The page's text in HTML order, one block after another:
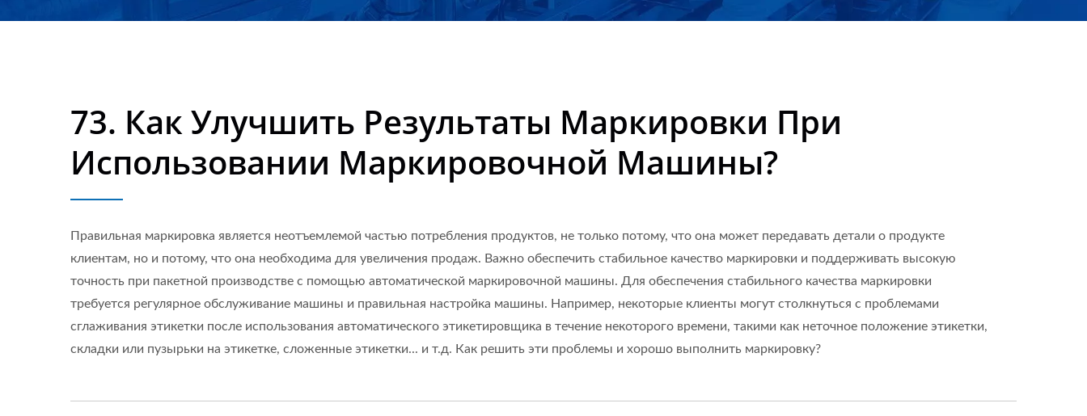
Оборудования, Продаваемого В 50 Странах | Neostarpack Co., Ltd.
73. Как Улучшить Результаты Маркировки При
Использовании Маркировочной Машины?
Правильная маркировка является неотъемлемой частью потребления продуктов, не только потому, что она может передавать детали о продукте
клиентам, но и потому, что она необходима для увеличения продаж. Важно обеспечить стабильное качество маркировки и поддерживать высокую
точность при пакетной производстве с помощью автоматической маркировочной машины. Для обеспечения стабильного качества маркировки
требуется регулярное обслуживание машины и правильная настройка машины. Например, некоторые клиенты могут столкнуться с проблемами
сглаживания этикетки после использования автоматического этикетировщика в течение некоторого времени, такими как неточное положение этикетки,
складки или пузырьки на этикетке, сложенные этикетки... и т.д. Как решить эти проблемы и хорошо выполнить маркировку?